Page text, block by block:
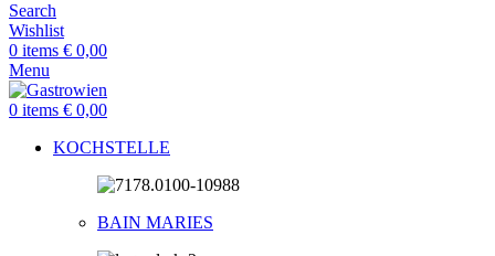
Search
Wishlist
0 items € 0,00
Menu
0 items € 0,00
KOCHSTELLE
BAIN MARIES